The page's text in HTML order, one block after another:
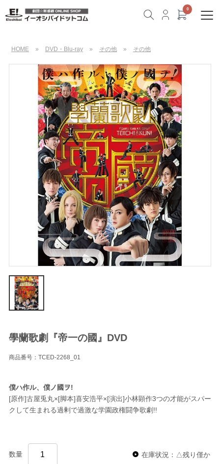
HOME » DVD・Blu-ray » その他 » その他
學蘭歌劇『帝一の國』DVD
商品番号：TCED-2268_01
僕ハ作ル、僕ノ國ヲ!
[原作]古屋兎丸×[脚本]喜安浩平×[演出]小林顕作3つの才能がスパー
クして生まれる過剰で過激な学園政権闘争歌劇!!
数量 在庫状況：△残り僅か